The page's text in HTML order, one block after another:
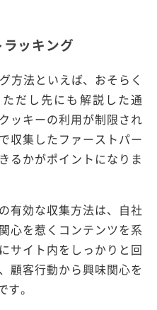
ッキング
方法といえば、おそらく
だし先にも解説した通
ッキーの利用が制限され
収集したファーストパー
るかがポイントになりま
有効な収集方法は、自社
心を惹くコンテンツを系
サイト内をしっかりと回
顧客行動から興味関心を
。